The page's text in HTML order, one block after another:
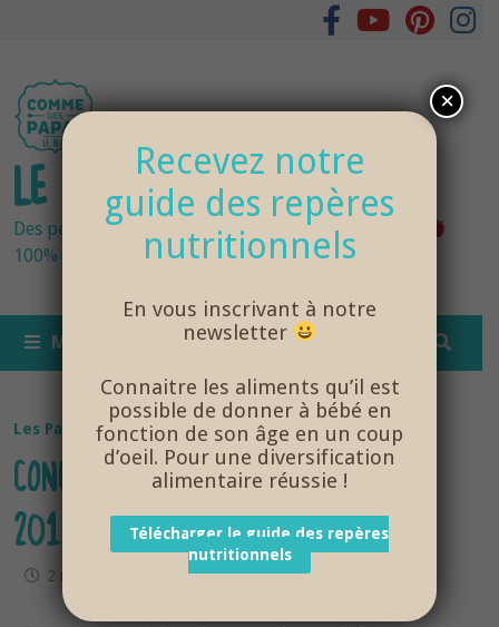
LE BLOG DES PAPAS
Des petits pots bébés fraîchement cuisinés
100% bio et de saison… et cela change tout !
MENU
Les Papas
CONCOURS STANDUP FOR STARTUP
2016
2 mai 2017
Recevez notre
guide des repères
nutritionnels
En vous inscrivant à notre
newsletter
Connaitre les aliments qu’il est
possible de donner à bébé en
fonction de son âge en un coup
d’oeil. Pour une diversification
alimentaire réussie !
Télécharger le guide des repères
nutritionnels
×